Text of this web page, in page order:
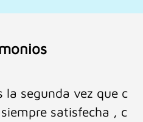
confío en ellos y
, como mamá y